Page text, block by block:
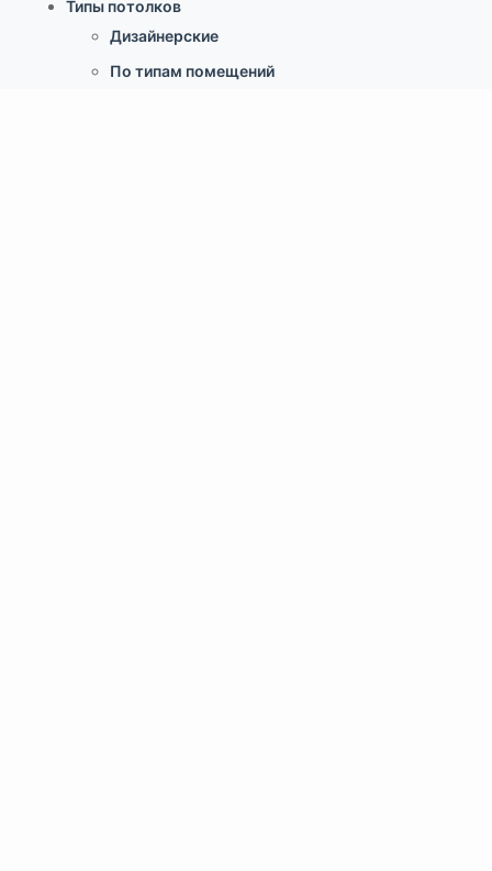
Типы потолков
Дизайнерские
По типам помещений